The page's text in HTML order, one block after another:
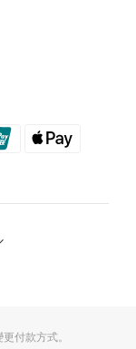
付款方式。